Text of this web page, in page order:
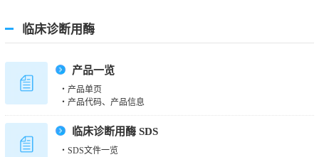
临床诊断用酶
产品一览
・产品单页
・产品代码、产品信息
临床诊断用酶 SDS
・SDS文件一览